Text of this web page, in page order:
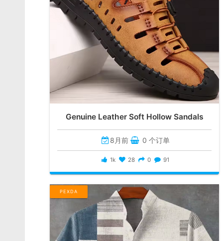
Genuine Leather Soft Hollow Sandals
8月前 0 个订单
1k 28 0 91
PEXDA